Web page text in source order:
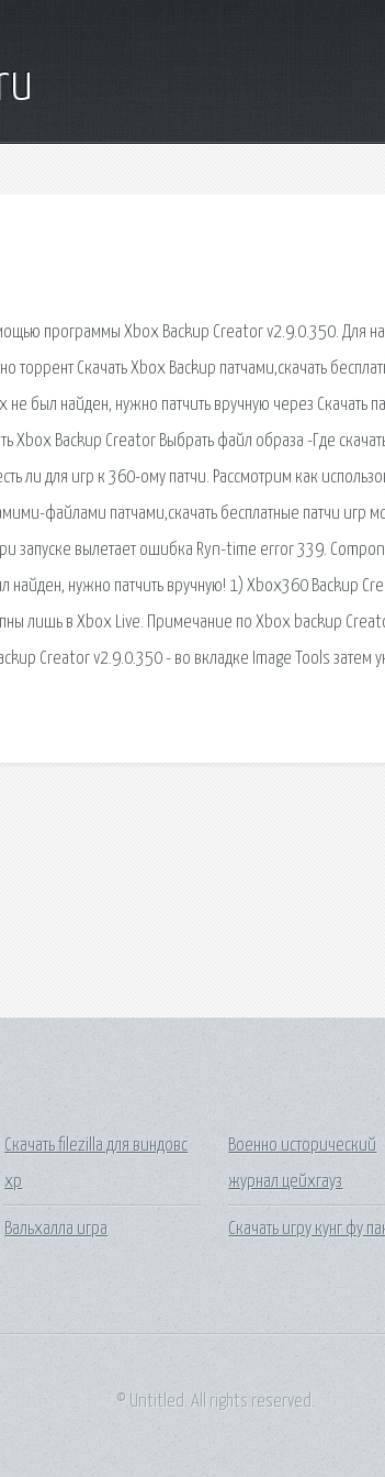
программы Xbox Backup Creator v2.9.0.350. Для
торрент Скачать Xbox Backup патчами,скачать
был найден, нужно патчить вручную через Скачать
Xbox Backup Creator Выбрать файл образа -Где
ли для игр к 360-ому патчи. Рассмотрим как
файлами патчами,скачать бесплатные патчи игр
запуске вылетает ошибка Ryn-time error 339.
найден, нужно патчить вручную! 1) Xbox360 Backup
лишь в Xbox Live. Примечание по Xbox backup
Creator v2.9.0.350 - во вкладке Image Tools затем
Скачать filezilla для виндовс
хр
Вальхалла игра
Военно исторический
журнал цейхгауз
Скачать игру кунг фу
© Untitled. All rights reserved.